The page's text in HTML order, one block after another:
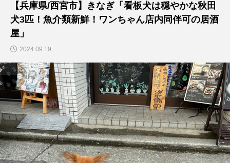
愛犬とおでかけ (公園･施設etc)
愛犬と旅行
トリミングサロン
動物病院
コラム
トップページ
人気の記事ランキング
【兵庫県/西宮市】きなぎ「看板犬は穏やかな秋田
犬3匹！魚介類新鮮！ワンちゃん店内同伴可の居酒
屋」
2024.09.19